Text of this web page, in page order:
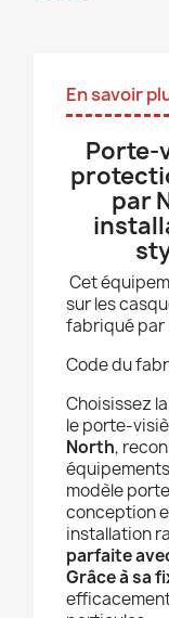
En savoir
Porte-
par
Cet
sur les
fabriqué par
Code du
Choisissez
le porte-
North,
modèle
conception
installation
parfaite
Grâce à sa